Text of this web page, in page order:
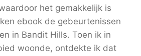
het gemakkelijk is
ebook de gebeurtenissen
in Bandit Hills. Toen ik in
woonde, ontdekte ik dat